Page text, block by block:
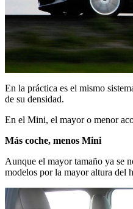
En la práctica es el mismo
de su densidad.
En el Mini, el mayor o menor
Más coche, menos Mini
Aunque el mayor tamaño ya se
modelos por la mayor altura del